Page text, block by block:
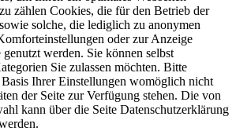
zählen Cookies, die für den Betrieb der
solche, die lediglich zu anonymen
oder zur Anzeige
werden. Sie können selbst
Sie zulassen möchten. Bitte
Basis Ihrer Einstellungen womöglich nicht
der Seite zur Verfügung stehen. Die von
kann über die Seite Datenschutzerklärung